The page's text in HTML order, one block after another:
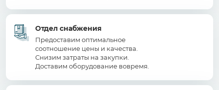
Отдел снабжения
Предоставим оптимальное
соотношение цены и качества.
Снизим затраты на закупки.
Доставим оборудование вовремя.